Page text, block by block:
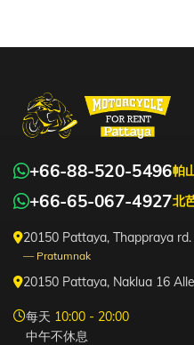
+66-88-520-5496帕
+66-65-067-4927北
20150 Pattaya, Thappraya
— Pratumnak
20150 Pattaya, Naklua 16
每天 10:00 - 20:00
中午不休息